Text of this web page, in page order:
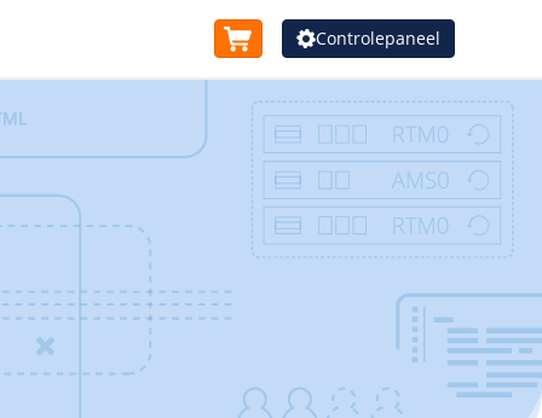
Controlepaneel